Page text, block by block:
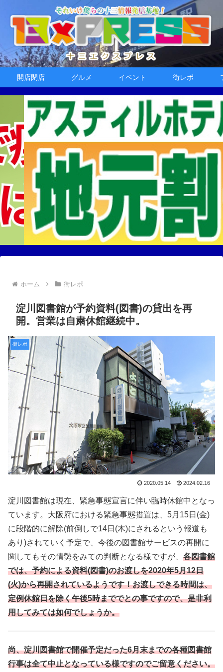
開店閉店 グルメ イベント 街レポ
ホーム 街レポ
淀川図書館が予約資料(図書)の貸出を再
開。営業は自粛休館継続中。
街レポ
2020.05.14 2024.02.16
淀川図書館は現在、緊急事態宣言に伴い臨時休館中となっ
ています。大阪府における緊急事態措置は、5月15日(金)
に段階的に解除(前倒しで14日(木)にされるという報道も
あり)されていく予定で、今後の図書館サービスの再開に
関してもその情勢をみての判断となる様ですが、 各図書館
では、予約による資料(図書)のお渡しを2020年5月12日
(火)から再開されているようです！お渡しできる時間は、
定例休館日を除く午後5時まででとの事ですので、是非利
用してみては如何でしょうか。
尚、淀川図書館で開催予定だった6月末までの各種図書館
行事は全て中止となっている様ですのでご留意ください。